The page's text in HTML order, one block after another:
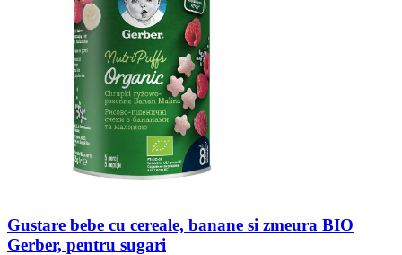
Gustare bebe cu cereale, banane si zmeura BIO
Gerber, pentru sugari